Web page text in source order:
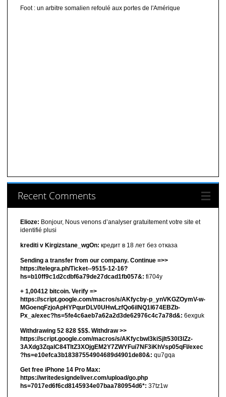
Foot : un arbitre somalien refoulé aux portes de l'Amérique
Recent Comments
Elioze: Bonjour, Nous venons d’analyser gratuitement votre site et
identifié plusi
krediti v Kirgizstane_wgOn: кредит в 18 лет без отказа
Sending a transfer from our company. Continue =>>
https://telegra.ph/Ticket--9515-12-16?
hs=b10ff9c1d2cdbf6a79de27dcad1fb057&: fi704y
+ 1,00412 bitсоin. Verify =>
https://script.google.com/macros/s/AKfycby-p_ynVKGZOymV-w-
MGoenqFzjoApHYPqurDLV0UHwLzfQo6ilNQ1l674EBZb-
Px_a/exec?hs=5fe4c6aeb7a62a2d3de62976c4c7a78d&: 6exguk
Withdrawing 52 828 $$$. Withdrаw >>
https://script.google.com/macros/s/AKfycbwl3kiSjlt530I3lZz-
3AXdg3ZqalC84TltZ3XOjgEM2Y7ZWYFui7NF3iKhVsp05qFl/exec
?hs=e10efca3b18387554904689d4901de80&: qu7gqa
Get free iPhone 14 Pro Max:
https://writedesigndeliver.com/upload/go.php
hs=7017ed6f6cd8145934e07baa780954d6*: 37tz1w